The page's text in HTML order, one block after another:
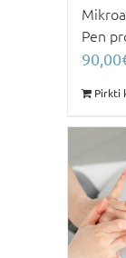
Pen
90,00
Pirkti